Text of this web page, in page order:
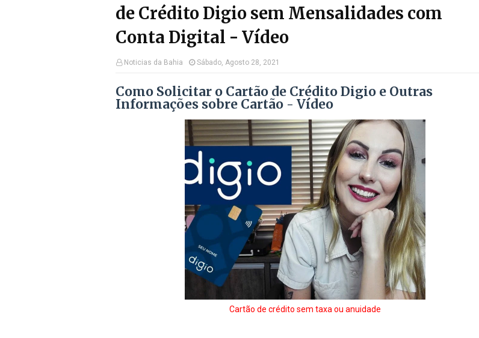
de Crédito Digio sem Mensalidades com
Conta Digital - Vídeo
Noticias da Bahia Sábado, Agosto 28, 2021
Como Solicitar o Cartão de Crédito Digio e Outras
Informações sobre Cartão - Vídeo
Cartão de crédito sem taxa ou anuidade